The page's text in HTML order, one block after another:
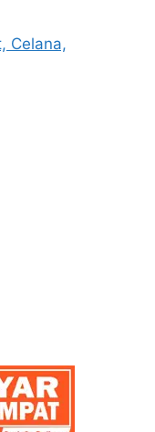
Celana,